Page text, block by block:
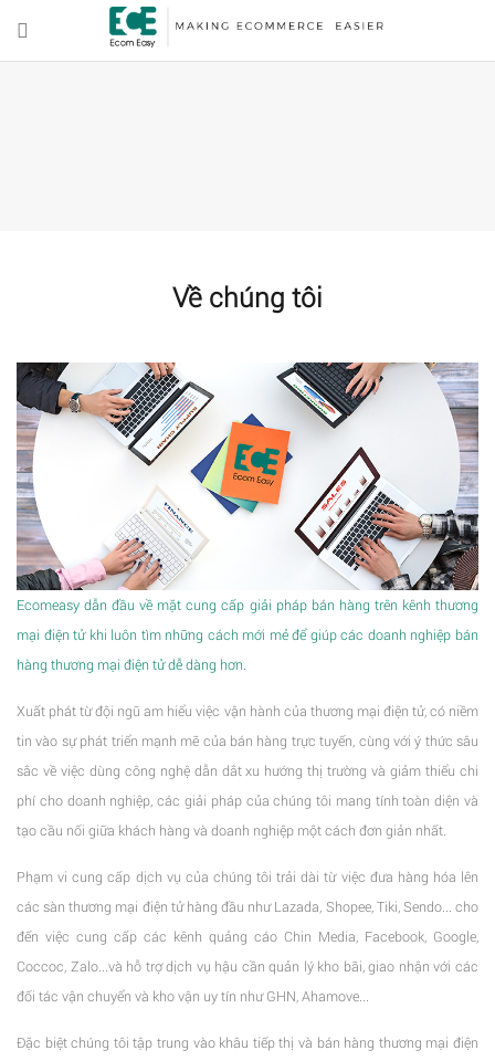
Về chúng tôi
Ecomeasy dẫn đầu về mặt cung cấp giải pháp bán hàng trên kênh thương
mại điện tử khi luôn tìm những cách mới mẻ để giúp các doanh nghiệp bán
hàng thương mại điện tử dễ dàng hơn.
Xuất phát từ đội ngũ am hiểu việc vận hành của thương mại điện tử, có niềm
tin vào sự phát triển mạnh mẽ của bán hàng trực tuyến, cùng với ý thức sâu
sắc về việc dùng công nghệ dẫn dắt xu hướng thị trường và giảm thiểu chi
phí cho doanh nghiệp, các giải pháp của chúng tôi mang tính toàn diện và
tạo cầu nối giữa khách hàng và doanh nghiệp một cách đơn giản nhất.
Phạm vi cung cấp dịch vụ của chúng tôi trải dài từ việc đưa hàng hóa lên
các sàn thương mại điện tử hàng đầu như Lazada, Shopee, Tiki, Sendo... cho
đến việc cung cấp các kênh quảng cáo Chin Media, Facebook, Google,
Coccoc, Zalo...và hỗ trợ dịch vụ hậu cần quản lý kho bãi, giao nhận với các
đối tác vận chuyển và kho vận uy tín như GHN, Ahamove...
Đặc biệt chúng tôi tập trung vào khâu tiếp thị và bán hàng thương mại điện